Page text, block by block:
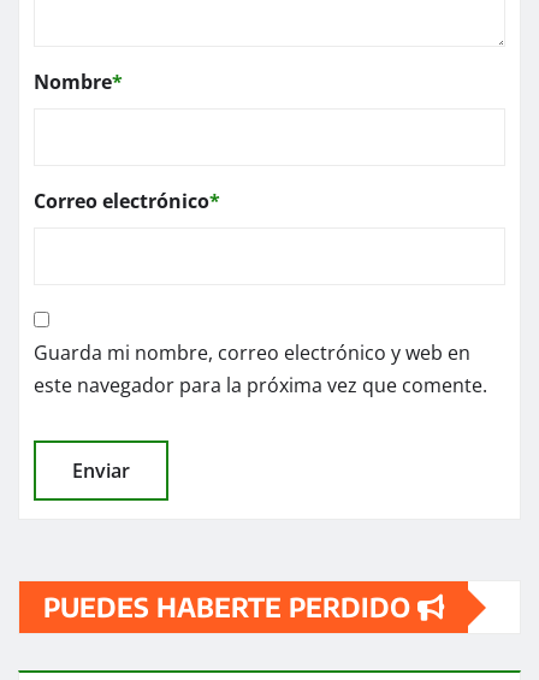
Nombre*
Correo electrónico*
Guarda mi nombre, correo electrónico y web en
este navegador para la próxima vez que comente.
PUEDES HABERTE PERDIDO